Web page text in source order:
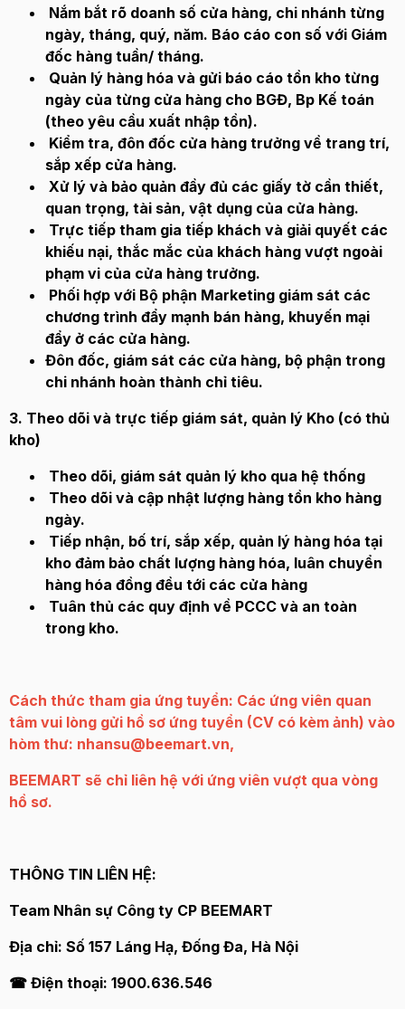
Nắm bắt rõ doanh số cửa hàng, chi nhánh từng
ngày, tháng, quý, năm. Báo cáo con số với Giám
đốc hàng tuần/ tháng.
Quản lý hàng hóa và gửi báo cáo tồn kho từng
ngày của từng cửa hàng cho BGĐ, Bp Kế toán
(theo yêu cầu xuất nhập tồn).
Kiểm tra, đôn đốc cửa hàng trưởng về trang trí,
sắp xếp cửa hàng.
Xử lý và bảo quản đầy đủ các giấy tờ cần thiết,
quan trọng, tài sản, vật dụng của cửa hàng.
Trực tiếp tham gia tiếp khách và giải quyết các
khiếu nại, thắc mắc của khách hàng vượt ngoài
phạm vi của cửa hàng trưởng.
Phối hợp với Bộ phận Marketing giám sát các
chương trình đẩy mạnh bán hàng, khuyến mại
đẩy ở các cửa hàng.
Đôn đốc, giám sát các cửa hàng, bộ phận trong
chi nhánh hoàn thành chỉ tiêu.
3. Theo dõi và trực tiếp giám sát, quản lý Kho (có thủ
kho)
Theo dõi, giám sát quản lý kho qua hệ thống
Theo dõi và cập nhật lượng hàng tồn kho hàng
ngày.
Tiếp nhận, bố trí, sắp xếp, quản lý hàng hóa tại
kho đảm bảo chất lượng hàng hóa, luân chuyển
hàng hóa đồng đều tới các cửa hàng
Tuân thủ các quy định về PCCC và an toàn
trong kho.
Cách thức tham gia ứng tuyển: Các ứng viên quan
tâm vui lòng gửi hồ sơ ứng tuyển (CV có kèm ảnh) vào
hòm thư: nhansu@beemart.vn,
BEEMART sẽ chỉ liên hệ với ứng viên vượt qua vòng
hồ sơ.
THÔNG TIN LIÊN HỆ:
Team Nhân sự Công ty CP BEEMART
Địa chỉ: Số 157 Láng Hạ, Đống Đa, Hà Nội
☎ Điện thoại: 1900.636.546